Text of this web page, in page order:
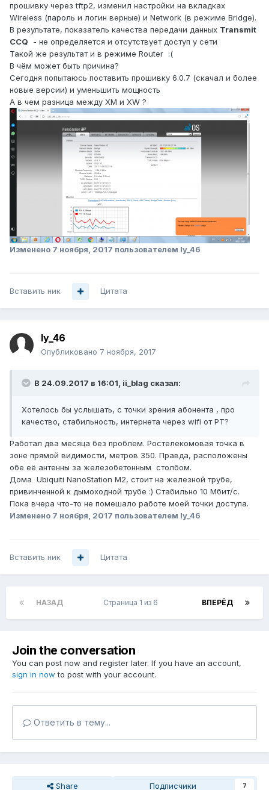
прошивку через tftp2, изменил настройки на вкладках
Wireless (пароль и логин верные) и Network (в режиме Bridge).
В результате, показатель качества передачи данных Transmit
CCQ - не определяется и отсутствует доступ у сети
Такой же результат и в режиме Router :(
В чём может быть причина?
Сегодня попытаюсь поставить прошивку 6.0.7 (скачал и более
новые версии) и уменьшить мощность
А в чем разница между ХМ и ХW ?
Изменено 7 ноября, 2017 пользователем ly_46
Вставить ник Цитата
ly_46
Опубликовано 7 ноября, 2017
В 24.09.2017 в 16:01, ii_blag сказал:
Хотелось бы услышать, с точки зрения абонента , про
качество, стабильность, интернета через wifi от РТ?
Работал два месяца без проблем. Ростелекомовая точка в
зоне прямой видимости, метров 350. Правда, расположены
обе её антенны за железобетонным столбом.
Дома Ubiquiti NanoStation M2, стоит на железной трубе,
привинченной к дымоходной трубе :) Стабильно 10 Мбит/с.
Пока вчера что-то не помешало работе моей точки доступа.
Изменено 7 ноября, 2017 пользователем ly_46
Вставить ник Цитата
НАЗАД ВПЕРЁД
Страница 1 из 6
Join the conversation
You can post now and register later. If you have an account,
sign in now to post with your account.
Ответить в тему...
Share Подписчики 7